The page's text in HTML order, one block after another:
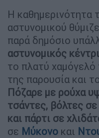
Η καθημερινότητα
αστυνομικού
παρά δημόσιο
αστυνομικός
το πλατύ χαμόγελό
της παρουσία και
Πόζαρε με ρούχα
τσάντες, βόλτες
και πάρτι σε
σε Μύκονο και